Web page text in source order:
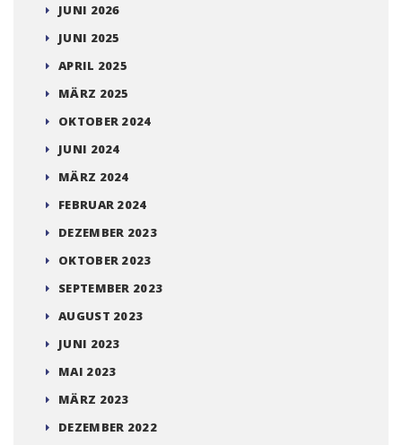
JUNI 2026
JUNI 2025
APRIL 2025
MÄRZ 2025
OKTOBER 2024
JUNI 2024
MÄRZ 2024
FEBRUAR 2024
DEZEMBER 2023
OKTOBER 2023
SEPTEMBER 2023
AUGUST 2023
JUNI 2023
MAI 2023
MÄRZ 2023
DEZEMBER 2022